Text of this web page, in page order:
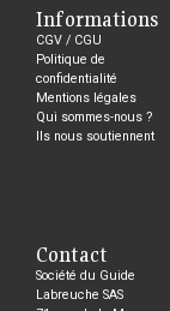
Informations
CGV / CGU
Politique de
confidentialité
Mentions légales
Qui sommes-nous ?
Ils nous soutiennent
Contact
Société du Guide
Labreuche SAS